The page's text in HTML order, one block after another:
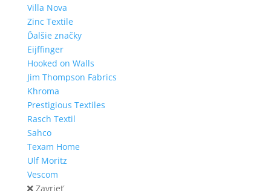
Villa Nova
Zinc Textile
Ďalšie značky
Eijffinger
Hooked on Walls
Jim Thompson Fabrics
Khroma
Prestigious Textiles
Rasch Textil
Sahco
Texam Home
Ulf Moritz
Vescom
Zavrieť